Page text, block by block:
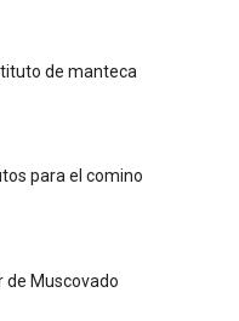
de manteca
para el comino
de Muscovado